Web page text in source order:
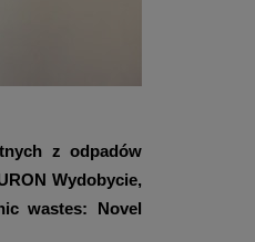
z odpadów
Wydobycie,
wastes: Novel